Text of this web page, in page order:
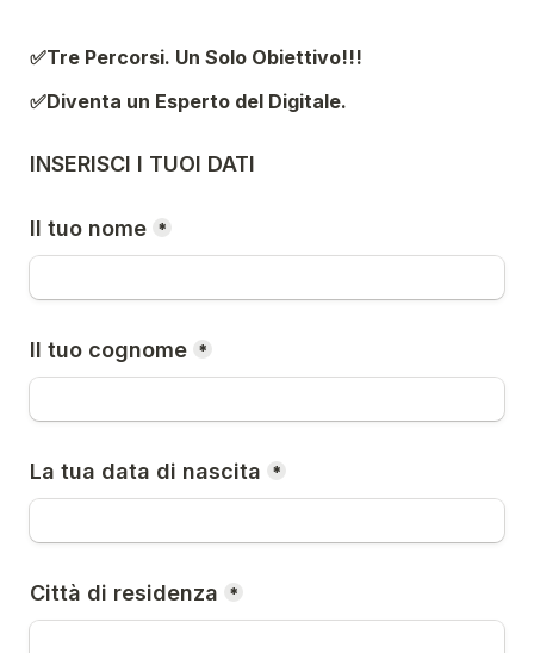
✅Tre Percorsi. Un Solo Obiettivo!!!
✅Diventa un Esperto del Digitale.
INSERISCI I TUOI DATI
Il tuo nome *
Il tuo cognome *
La tua data di nascita *
Città di residenza *